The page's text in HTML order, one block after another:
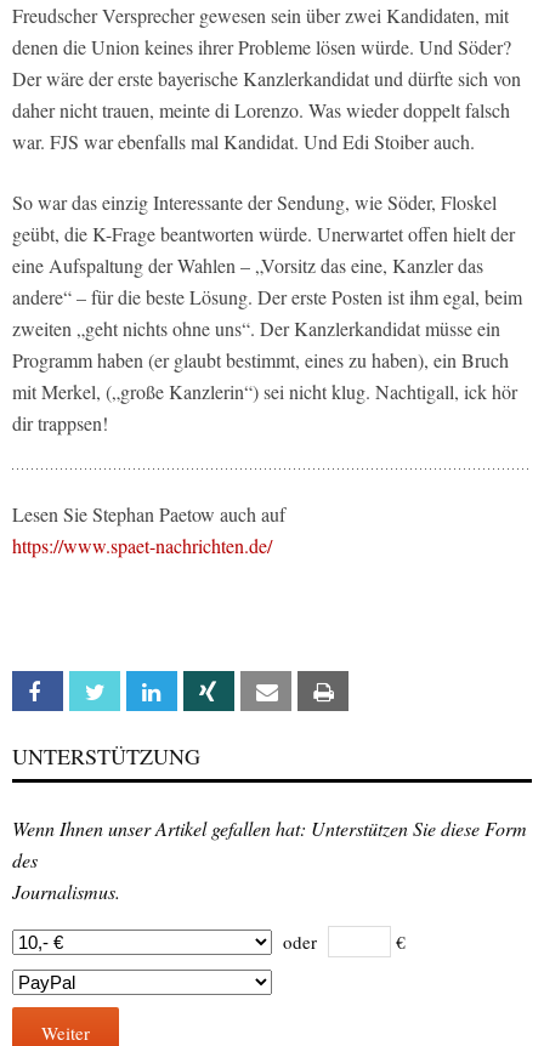
Freudscher Versprecher gewesen sein über zwei Kandidaten, mit
denen die Union keines ihrer Probleme lösen würde. Und Söder?
Der wäre der erste bayerische Kanzlerkandidat und dürfte sich von
daher nicht trauen, meinte di Lorenzo. Was wieder doppelt falsch
war. FJS war ebenfalls mal Kandidat. Und Edi Stoiber auch.
So war das einzig Interessante der Sendung, wie Söder, Floskel
geübt, die K-Frage beantworten würde. Unerwartet offen hielt der
eine Aufspaltung der Wahlen – „Vorsitz das eine, Kanzler das
andere“ – für die beste Lösung. Der erste Posten ist ihm egal, beim
zweiten „geht nichts ohne uns“. Der Kanzlerkandidat müsse ein
Programm haben (er glaubt bestimmt, eines zu haben), ein Bruch
mit Merkel, („große Kanzlerin“) sei nicht klug. Nachtigall, ick hör
dir trappsen!
Lesen Sie Stephan Paetow auch auf
https://www.spaet-nachrichten.de/
Facebook Twitter Linkedin Xing Email
UNTERSTÜTZUNG
Wenn Ihnen unser Artikel gefallen hat: Unterstützen Sie diese Form
des
Journalismus.
oder €
Weiter